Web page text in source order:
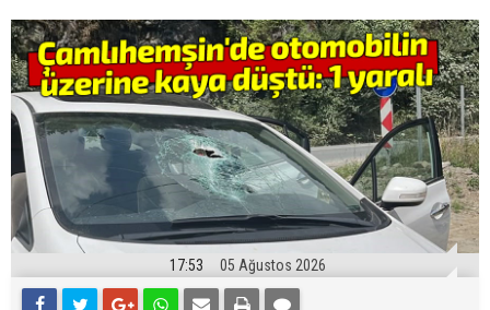
17:53 05 Ağustos 2026